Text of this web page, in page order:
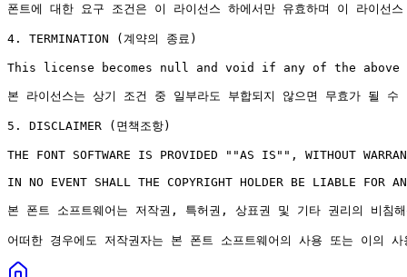
폰트에 대한 요구 조건은 이 라이선스 하에서만 유효하며 이 라이선
4. TERMINATION (계약의 종료)
This license becomes null and void if any of the
본 라이선스는 상기 조건 중 일부라도 부합되지 않으면 무효가 될 수
5. DISCLAIMER (면책조항)
THE FONT SOFTWARE IS PROVIDED ""AS IS"", WITHOUT
IN NO EVENT SHALL THE COPYRIGHT HOLDER BE LIABLE FOR
본 폰트 소프트웨어는 저작권, 특허권, 상표권 및 기타 권리의 비침
어떠한 경우에도 저작권자는 본 폰트 소프트웨어의 사용 또는 이